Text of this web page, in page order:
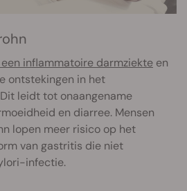
inflammatoire darmziekte en
ontstekingen in het
leidt tot onaangename
en diarree. Mensen
lopen meer risico op het
van gastritis die niet
infectie.